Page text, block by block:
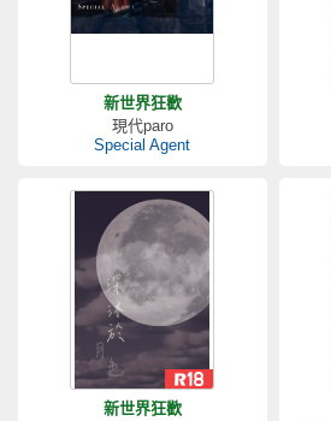
新世界狂歡
現代paro
Special Agent
新世界狂歡